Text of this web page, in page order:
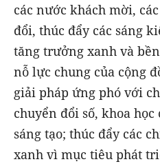
các nước khách mời,
đổi, thúc đẩy các sáng
tăng trưởng xanh và
nỗ lực chung của cộng
giải pháp ứng phó với
chuyển đổi số, khoa
sáng tạo; thúc đẩy các
xanh vì mục tiêu phát